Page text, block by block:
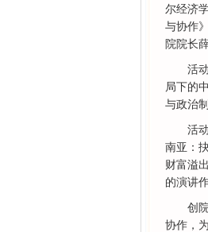
尔经济
与协作
院院长
活
局下的
与政治
活
南亚：
财富溢
的演讲
创
协作，